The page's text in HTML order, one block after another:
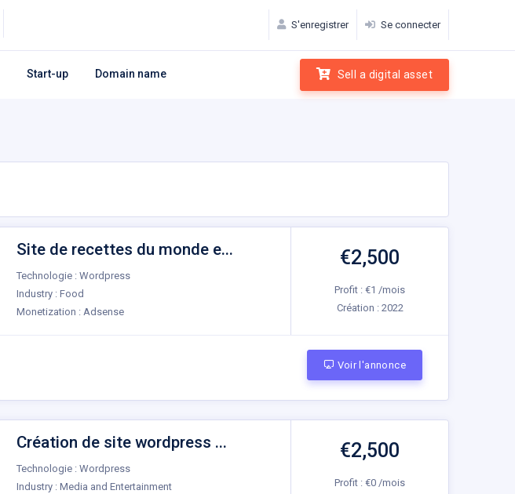
S'enregistrer Se connecter
Start-up Domain name Sell a digital asset
Site de recettes du monde e...
Technologie : Wordpress
Industry : Food
Monetization : Adsense
€2,500
Profit : €1 /mois
Création : 2022
Voir l'annonce
Création de site wordpress ...
Technologie : Wordpress
Industry : Media and Entertainment
€2,500
Profit : €0 /mois